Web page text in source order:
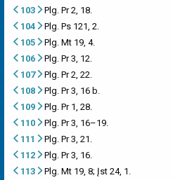
103
Plg. Pr 2, 18.
104
Plg. Ps 121, 2.
105
Plg. Mt 19, 4.
106
Plg. Pr 3, 12.
107
Plg. Pr 2, 22.
108
Plg. Pr 3, 16 b.
109
Plg. Pr 1, 28.
110
Plg. Pr 3, 16–19.
111
Plg. Pr 3, 21.
112
Plg. Pr 3, 16.
113
Plg. Mt 19, 8; Įst 24, 1.